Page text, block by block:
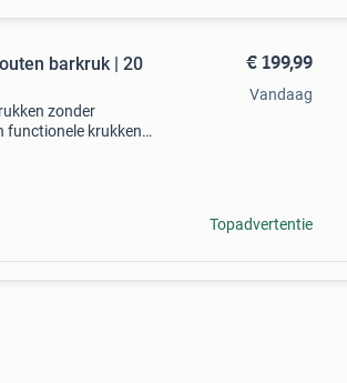
barkruk | 20
zonder
functionele krukken
€ 199,99
Vandaag
Topadvertentie